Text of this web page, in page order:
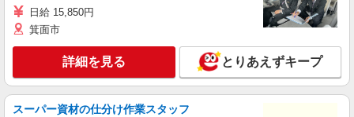
日給 15,850円
箕面市
詳細を見る とりあえずキープ
スーパー資材の仕分け作業スタッフ